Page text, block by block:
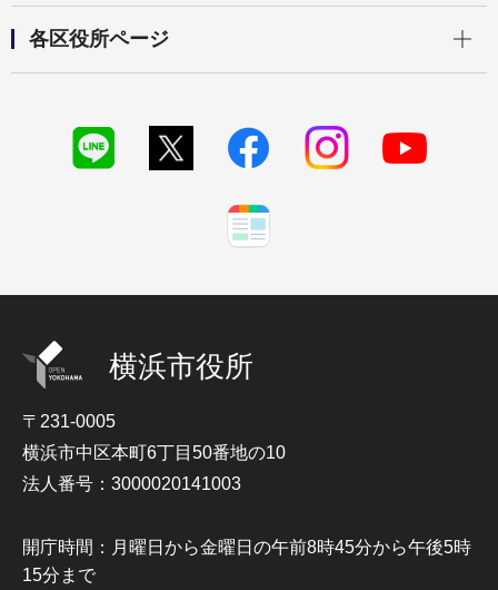
各区役所ページ
横浜市役所
〒231-0005
横浜市中区本町6丁目50番地の10
法人番号：3000020141003
開庁時間：月曜日から金曜日の午前8時45分から午後5時
15分まで